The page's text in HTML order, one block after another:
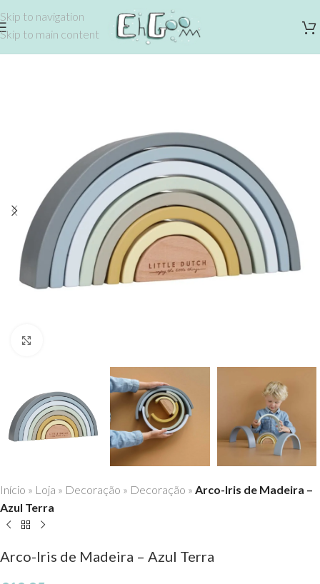
Skip to navigation
Skip to main content
Início » Loja » Decoração » Decoração » Arco-Iris de Madeira –
Azul Terra
Arco-Iris de Madeira – Azul Terra